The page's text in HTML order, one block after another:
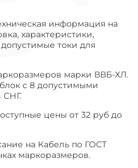
информация на
характеристики,
токи для
марки ВВБ-ХЛ.
с 8 допустимыми
СНГ.
цены от 32 руб до
на Кабель по ГОСТ
маркоразмеров.